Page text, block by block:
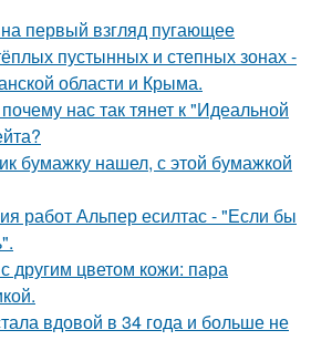
первый взгляд пугающее
пустынных и степных зонах -
области и Крыма.
нас так тянет к "Идеальной
бумажку нашел, с этой бумажкой
работ Альпер есилтас - "Если бы
другим цветом кожи: пара
вдовой в 34 года и больше не